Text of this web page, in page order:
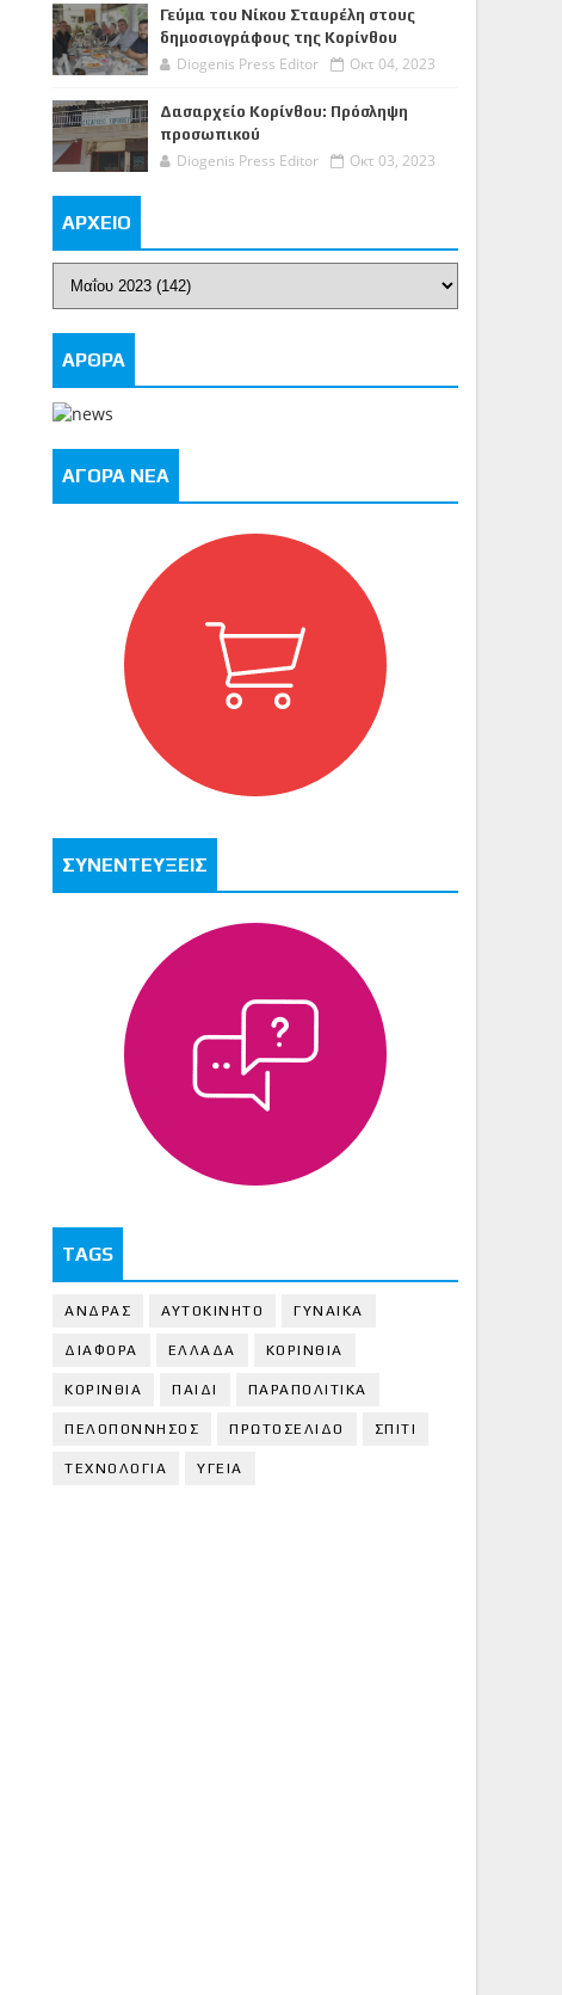
Γεύμα του Νίκου Σταυρέλη στους
δημοσιογράφους της Κορίνθου
Diogenis Press Editor Οκτ 04, 2023
Δασαρχείο Κορίνθου: Πρόσληψη
προσωπικού
Diogenis Press Editor Οκτ 03, 2023
ΑΡΧΕΙΟ
ΑΡΘΡΑ
ΑΓΟΡΑ ΝΕΑ
ΣΥΝΕΝΤΕΥΞΕΙΣ
TAGS
ΑΝΔΡΑΣ ΑΥΤΟΚΙΝΗΤΟ ΓΥΝΑΙΚΑ
ΔΙΑΦΟΡΑ ΕΛΛΑΔΑ ΚΟΡΙΝΘΙΑ
ΚΟΡΙΝΘΙA ΠΑΙΔΙ ΠΑΡΑΠΟΛΙΤΙΚΑ
ΠΕΛΟΠΟΝΝΗΣΟΣ ΠΡΩΤΟΣΕΛΙΔΟ ΣΠΙΤΙ
ΤΕΧΝΟΛΟΓΙΑ ΥΓΕΙΑ